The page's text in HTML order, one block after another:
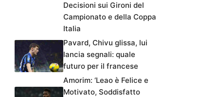
Decisioni sui Gironi del
Campionato e della Coppa
Italia
Pavard, Chivu glissa, lui
lancia segnali: quale
futuro per il francese
Amorim: ‘Leao è Felice e
Motivato, Soddisfatto